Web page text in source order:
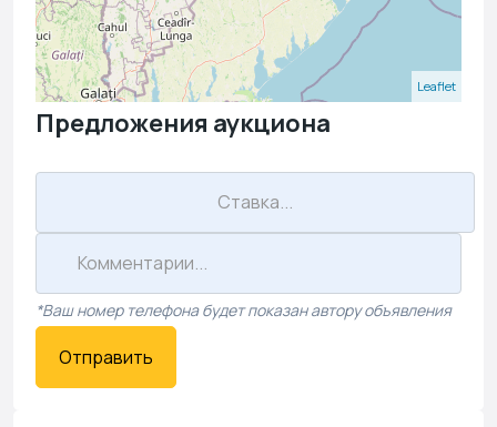
Leaflet
Предложения аукциона
*Ваш номер телефона будет показан автору объявления
Отправить